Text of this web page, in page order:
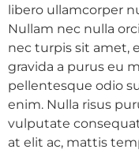
libero ullamcorper
Nullam nec nulla
nec turpis sit amet,
gravida a purus eu
pellentesque odio
enim. Nulla risus
vulputate
at elit ac, mattis